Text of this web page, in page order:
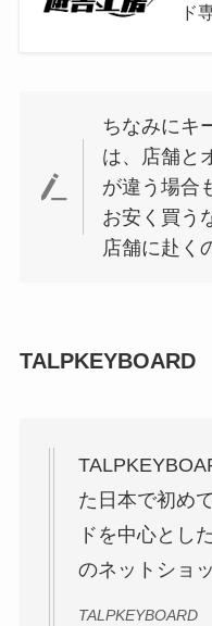
ド
ちなみにキ
は、店舗と
が違う場合
お安く買う
店舗に赴く
TALPKEYBOARD
た日本で初め
ドを中心とし
のネットショ
TALPKEYBOARD